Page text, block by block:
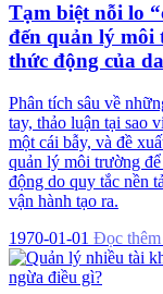
Tạm biệt nỗi lo
đến quản lý
thức động của
Phân tích sâu về
tay, thảo luận tại sao
một cái bẫy, và đề
quản lý môi trường
động do quy tắc nền
vận hành tạo ra.
1970-01-01 Đọc